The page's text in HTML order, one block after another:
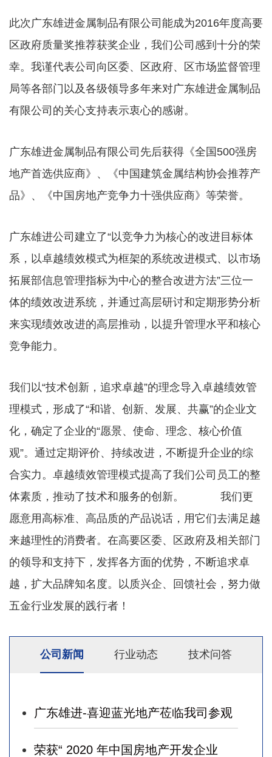
此次广东雄进金属制品有限公司能成为2016年度高要
区政府质量奖推荐获奖企业，我们公司感到十分的荣
幸。我谨代表公司向区委、区政府、区市场监督管理
局等各部门以及各级领导多年来对广东雄进金属制品
有限公司的关心支持表示衷心的感谢。
广东雄进金属制品有限公司先后获得《全国500强房
地产首选供应商》、《中国建筑金属结构协会推荐产
品》、《中国房地产竞争力十强供应商》等荣誉。
广东雄进公司建立了“以竞争力为核心的改进目标体
系，以卓越绩效模式为框架的系统改进模式、以市场
拓展部信息管理指标为中心的整合改进方法”三位一
体的绩效改进系统，并通过高层研讨和定期形势分析
来实现绩效改进的高层推动，以提升管理水平和核心
竞争能力。
我们以“技术创新，追求卓越”的理念导入卓越绩效管
理模式，形成了“和谐、创新、发展、共赢”的企业文
化，确定了企业的“愿景、使命、理念、核心价值
观”。通过定期评价、持续改进，不断提升企业的综
合实力。卓越绩效管理模式提高了我们公司员工的整
体素质，推动了技术和服务的创新。 我们更
愿意用高标准、高品质的产品说话，用它们去满足越
来越理性的消费者。在高要区委、区政府及相关部门
的领导和支持下，发挥各方面的优势，不断追求卓
越，扩大品牌知名度。以质兴企、回馈社会，努力做
五金行业发展的践行者！
公司新闻 行业动态 技术问答
广东雄进-喜迎蓝光地产莅临我司参观
荣获“ 2020 年中国房地产开发企业